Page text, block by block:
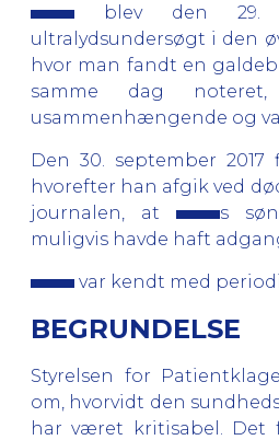
blev den 29.
ultralydsundersøgt i den
hvor man fandt en
samme dag
usammenhængende og
Den 30. september 2017
hvorefter han afgik ved
journalen, at
s
muligvis havde haft
var kendt med
BEGRUNDELSE
Styrelsen for
om, hvorvidt den
har været kritisabel. Det